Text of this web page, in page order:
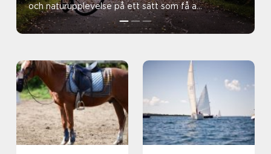
och naturupplevelse på ett sätt som få a...